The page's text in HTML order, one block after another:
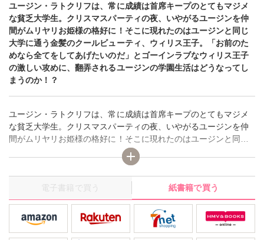
ユージン・ラトクリフは、常に成績は首席キープのとてもマジメ
な貧乏大学生。クリスマスパーティの夜、いやがるユージンを仲
間がムリヤリお姫様の格好に！そこに現れたのはユージンと同じ
大学に通う金髪のクールビューティ、ウィリス王子。「お前のた
めなら全てをしてあげたいのだ」とゴーインラブなウィリス王子
の激しい攻めに、翻弄されるユージンの学園生活はどうなってし
まうのか！？
ユージン・ラトクリフは、常に成績は首席キープのとてもマジメ
な貧乏大学生。クリスマスパーティの夜、いやがるユージンを仲
間がムリヤリお姫様の格好に！そこに現れたのはユージンと同じ
大学に通う金髪のクールビューティ、ウィリス王子。「お前のた
めなら全てをしてあげたいのだ」とゴーインラブなウィリス王子
の激しい攻めに、翻弄されるユージンの学園生活はどうなってし
まうのか！？電子書籍で買う 紙書籍で買う